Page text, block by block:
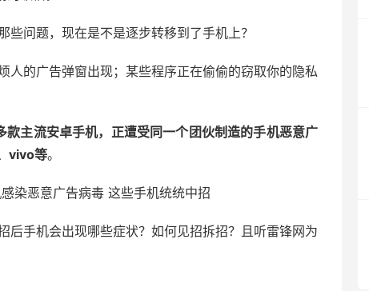
问题，现在是不是逐步转移到了手机上？
人的广告弹窗出现；某些程序正在偷偷的窃取你的隐私
主流安卓手机，正遭受同一个团伙制造的手机恶意广
vivo等。
后手机会出现哪些症状？如何见招拆招？且听雷锋网为